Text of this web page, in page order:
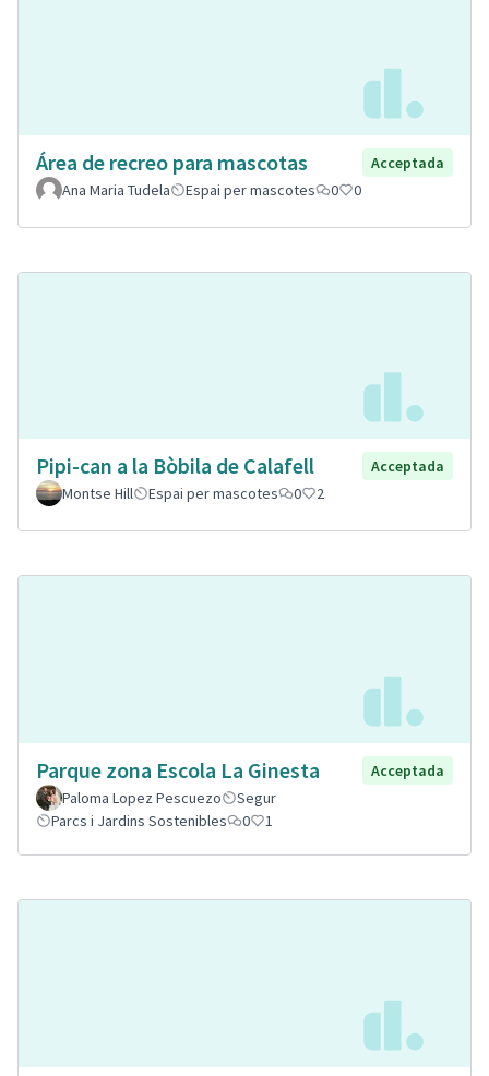
Área de recreo para mascotas
Acceptada
Ana Maria Tudela
Espai per mascotes 0 0
Pipi-can a la Bòbila de Calafell
Acceptada
Montse Hill
Espai per mascotes 0 2
Parque zona Escola La Ginesta
Acceptada
Paloma Lopez Pescuezo
Segur
Parcs i Jardins Sostenibles
0 1